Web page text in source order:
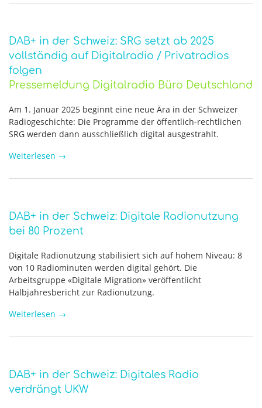
DAB+ in der Schweiz: SRG setzt ab 2025
vollständig auf Digitalradio / Privatradios
folgen
Pressemeldung Digitalradio Büro Deutschland
Am 1. Januar 2025 beginnt eine neue Ära in der Schweizer
Radiogeschichte: Die Programme der öffentlich-rechtlichen
SRG werden dann ausschließlich digital ausgestrahlt.
Weiterlesen →
DAB+ in der Schweiz: Digitale Radionutzung
bei 80 Prozent
Digitale Radionutzung stabilisiert sich auf hohem Niveau: 8
von 10 Radiominuten werden digital gehört. Die
Arbeitsgruppe «Digitale Migration» veröffentlicht
Halbjahresbericht zur Radionutzung.
Weiterlesen →
DAB+ in der Schweiz: Digitales Radio
verdrängt UKW